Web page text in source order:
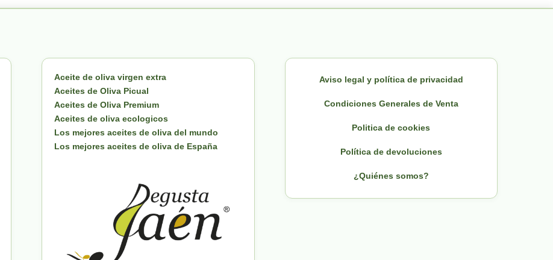
Aceite de oliva virgen extra
Aceites de Oliva Picual
Aceites de Oliva Premium
Aceites de oliva ecologicos
Los mejores aceites de oliva del mundo
Los mejores aceites de oliva de España
Aviso legal y política de privacidad
Condiciones Generales de Venta
Politica de cookies
Política de devoluciones
¿Quiénes somos?